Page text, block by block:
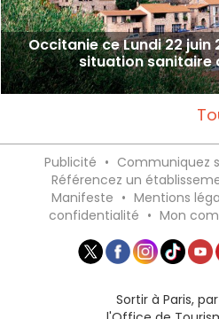
Occitanie ce Lundi 22
situation sanitaire
Publicité • Communiquez
Référencez un
Manifeste • Mentions
confidentialité • Mon
Sortir à Paris,